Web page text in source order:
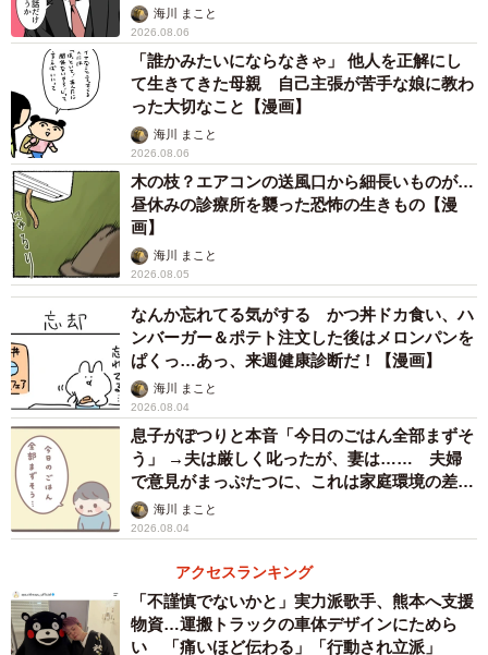
海川 まこと
2026.08.06
「誰かみたいにならなきゃ」 他人を正解にし
て生きてきた母親 自己主張が苦手な娘に教わ
った大切なこと【漫画】
海川 まこと
2026.08.06
木の枝？エアコンの送風口から細長いものが…
昼休みの診療所を襲った恐怖の生きもの【漫
画】
海川 まこと
2026.08.05
なんか忘れてる気がする かつ丼ドカ食い、ハ
ンバーガー＆ポテト注文した後はメロンパンを
ぱくっ…あっ、来週健康診断だ！【漫画】
海川 まこと
2026.08.04
息子がぽつりと本音「今日のごはん全部まずそ
う」 →夫は厳しく叱ったが、妻は…… 夫婦
で意見がまっぷたつに、これは家庭環境の差？
【漫画】
海川 まこと
2026.08.04
アクセスランキング
「不謹慎でないかと」実力派歌手、熊本へ支援
物資…運搬トラックの車体デザインにためら
い 「痛いほど伝わる」「行動され立派」